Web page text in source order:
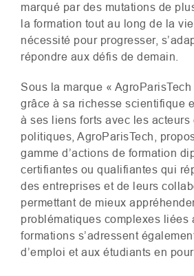
marqué par des mutations de
la formation tout au long de la
nécessité pour progresser,
répondre aux défis de demain.
Sous la marque « AgroParisTech
grâce à sa richesse scientifique
à ses liens forts avec les acteurs
politiques, AgroParisTech,
gamme d’actions de formation
certifiantes ou qualifiantes qui
des entreprises et de leurs
permettant de mieux
problématiques complexes liées
formations s’adressent
d’emploi et aux étudiants en